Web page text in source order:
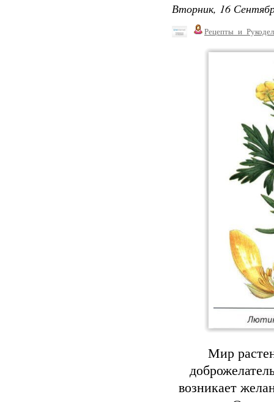
Вторник, 16
Мир
возникает